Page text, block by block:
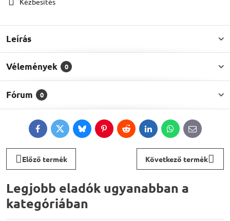
Leírás
Vélemények 0
Fórum 0
FacebookTwitterBlueskyPinterestRedditLinkedInWhatsApp
E-
mail
Előző termék Következő termék
Legjobb eladók ugyanabban a
kategóriában